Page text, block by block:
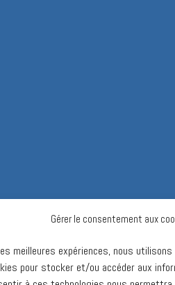
Gérer le consentement aux
meilleures expériences, nous
pour stocker et/ou accéder aux